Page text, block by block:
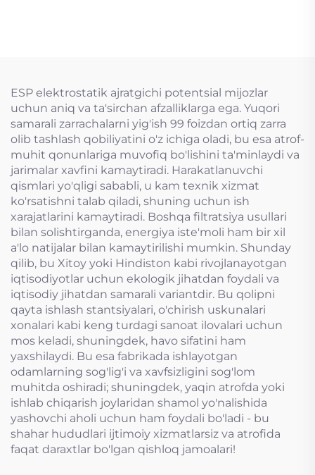
ESP elektrostatik ajratgichi potentsial mijozlar
uchun aniq va ta'sirchan afzalliklarga ega. Yuqori
samarali zarrachalarni yig'ish 99 foizdan ortiq zarra
olib tashlash qobiliyatini o'z ichiga oladi, bu esa atrof-
muhit qonunlariga muvofiq bo'lishini ta'minlaydi va
jarimalar xavfini kamaytiradi. Harakatlanuvchi
qismlari yo'qligi sababli, u kam texnik xizmat
ko'rsatishni talab qiladi, shuning uchun ish
xarajatlarini kamaytiradi. Boshqa filtratsiya usullari
bilan solishtirganda, energiya iste'moli ham bir xil
a'lo natijalar bilan kamaytirilishi mumkin. Shunday
qilib, bu Xitoy yoki Hindiston kabi rivojlanayotgan
iqtisodiyotlar uchun ekologik jihatdan foydali va
iqtisodiy jihatdan samarali variantdir. Bu qolipni
qayta ishlash stantsiyalari, o'chirish uskunalari
xonalari kabi keng turdagi sanoat ilovalari uchun
mos keladi, shuningdek, havo sifatini ham
yaxshilaydi. Bu esa fabrikada ishlayotgan
odamlarning sog'lig'i va xavfsizligini sog'lom
muhitda oshiradi; shuningdek, yaqin atrofda yoki
ishlab chiqarish joylaridan shamol yo'nalishida
yashovchi aholi uchun ham foydali bo'ladi - bu
shahar hududlari ijtimoiy xizmatlarsiz va atrofida
faqat daraxtlar bo'lgan qishloq jamoalari!